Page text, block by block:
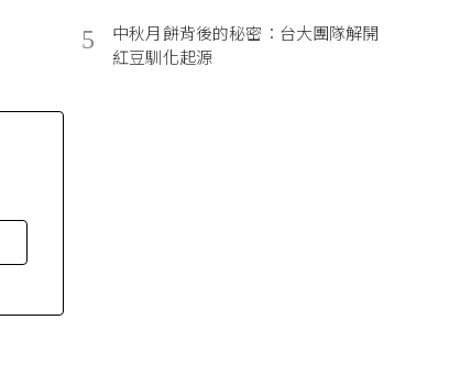
5
中秋月餅背後的秘密：台大團隊解開
紅豆馴化起源